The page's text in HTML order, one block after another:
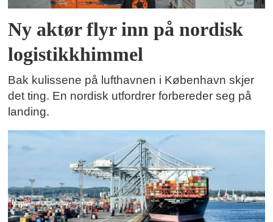
Ny aktør flyr inn på nordisk
logistikkhimmel
Bak kulissene på lufthavnen i København skjer
det ting. En nordisk utfordrer forbereder seg på
landing.